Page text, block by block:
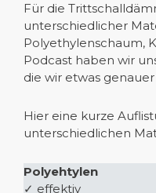
Für die
unterschiedlicher
Polyethylenschaum,
Podcast haben wir
die wir etwas
Hier eine kurze
unterschiedlichen
Polyehtylen
✓ effektiv